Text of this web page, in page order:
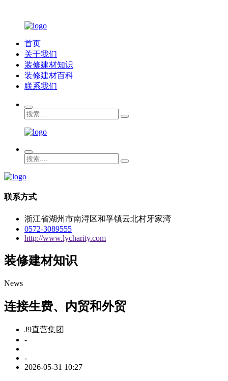
首页
关于我们
装修建材知识
装修建材百科
联系我们
联系方式
浙江省湖州市南浔区和孚镇云北村牙家湾
0572-3089555
http://www.lycharity.com
装修建材知识
News
连接生费、内贸和外贸
J9直营集团
-
-
2026-05-31 10:27